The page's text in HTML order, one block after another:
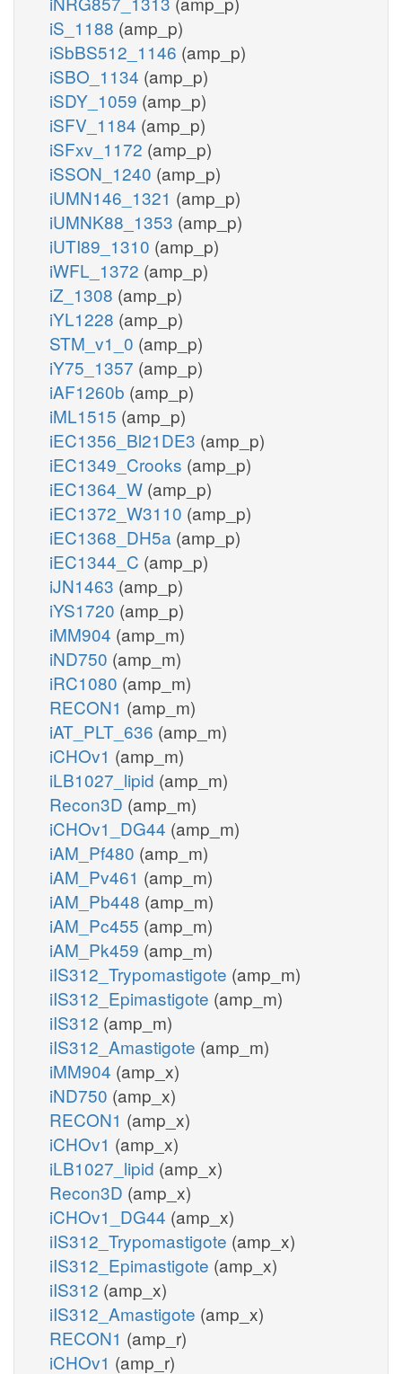
iS_1188 (amp_p)
iSbBS512_1146 (amp_p)
iSBO_1134 (amp_p)
iSDY_1059 (amp_p)
iSFV_1184 (amp_p)
iSFxv_1172 (amp_p)
iSSON_1240 (amp_p)
iUMN146_1321 (amp_p)
iUMNK88_1353 (amp_p)
iUTI89_1310 (amp_p)
iWFL_1372 (amp_p)
iZ_1308 (amp_p)
iYL1228 (amp_p)
STM_v1_0 (amp_p)
iY75_1357 (amp_p)
iAF1260b (amp_p)
iML1515 (amp_p)
iEC1356_Bl21DE3 (amp_p)
iEC1349_Crooks (amp_p)
iEC1364_W (amp_p)
iEC1372_W3110 (amp_p)
iEC1368_DH5a (amp_p)
iEC1344_C (amp_p)
iJN1463 (amp_p)
iYS1720 (amp_p)
iMM904 (amp_m)
iND750 (amp_m)
iRC1080 (amp_m)
RECON1 (amp_m)
iAT_PLT_636 (amp_m)
iCHOv1 (amp_m)
iLB1027_lipid (amp_m)
Recon3D (amp_m)
iCHOv1_DG44 (amp_m)
iAM_Pf480 (amp_m)
iAM_Pv461 (amp_m)
iAM_Pb448 (amp_m)
iAM_Pc455 (amp_m)
iAM_Pk459 (amp_m)
iIS312_Trypomastigote (amp_m)
iIS312_Epimastigote (amp_m)
iIS312 (amp_m)
iIS312_Amastigote (amp_m)
iMM904 (amp_x)
iND750 (amp_x)
RECON1 (amp_x)
iCHOv1 (amp_x)
iLB1027_lipid (amp_x)
Recon3D (amp_x)
iCHOv1_DG44 (amp_x)
iIS312_Trypomastigote (amp_x)
iIS312_Epimastigote (amp_x)
iIS312 (amp_x)
iIS312_Amastigote (amp_x)
RECON1 (amp_r)
iCHOv1 (amp_r)